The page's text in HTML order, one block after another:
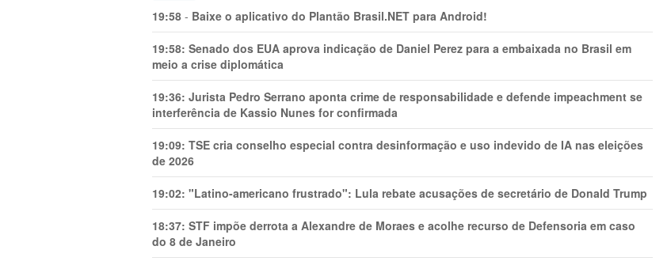
19:58 - Baixe o aplicativo do Plantão Brasil.NET para Android!
19:58: Senado dos EUA aprova indicação de Daniel Perez para a embaixada no Brasil em
meio a crise diplomática
19:36: Jurista Pedro Serrano aponta crime de responsabilidade e defende impeachment se
interferência de Kassio Nunes for confirmada
19:09: TSE cria conselho especial contra desinformação e uso indevido de IA nas eleições
de 2026
19:02: "Latino-americano frustrado": Lula rebate acusações de secretário de Donald Trump
18:37: STF impõe derrota a Alexandre de Moraes e acolhe recurso de Defensoria em caso
do 8 de Janeiro